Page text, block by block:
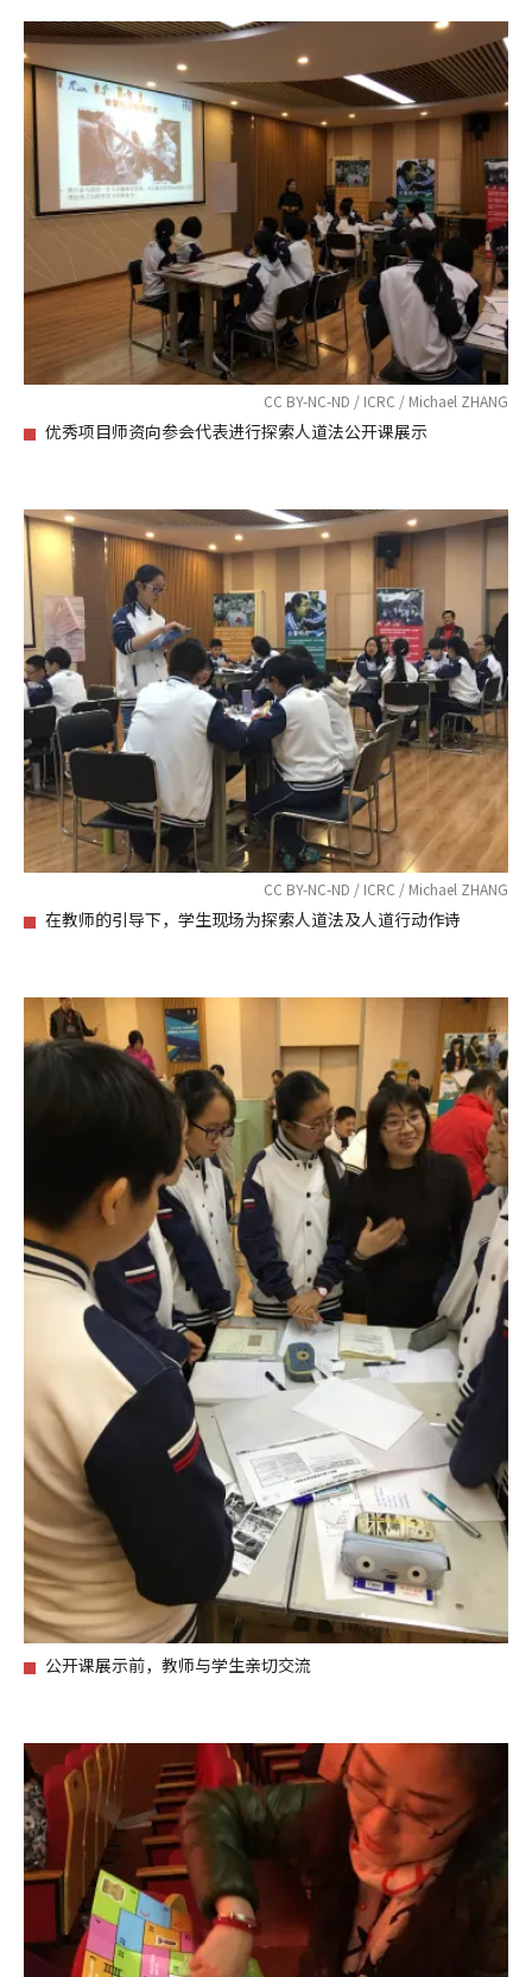
CC BY-NC-ND / ICRC / Michael ZHANG
优秀项目师资向参会代表进行探索人道法公开课展示
CC BY-NC-ND / ICRC / Michael ZHANG
在教师的引导下，学生现场为探索人道法及人道行动作诗
公开课展示前，教师与学生亲切交流